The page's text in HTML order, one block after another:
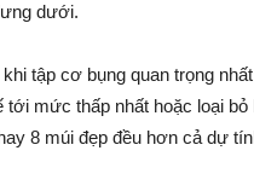
dưới.
tập cơ bụng quan trọng
tới mức thấp nhất hoặc loại
8 múi đẹp đều hơn cả dự